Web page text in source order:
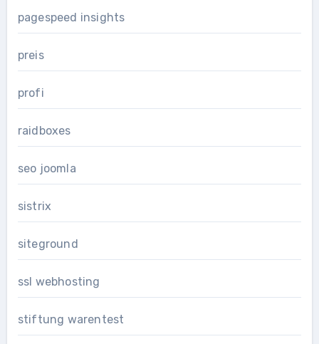
pagespeed insights
preis
profi
raidboxes
seo joomla
sistrix
siteground
ssl webhosting
stiftung warentest